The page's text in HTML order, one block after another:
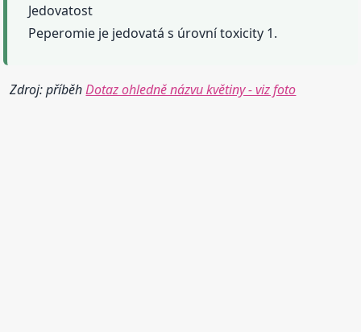
Jedovatost
Peperomie je jedovatá s úrovní toxicity 1.
Zdroj: příběhDotaz ohledně názvu květiny - viz foto